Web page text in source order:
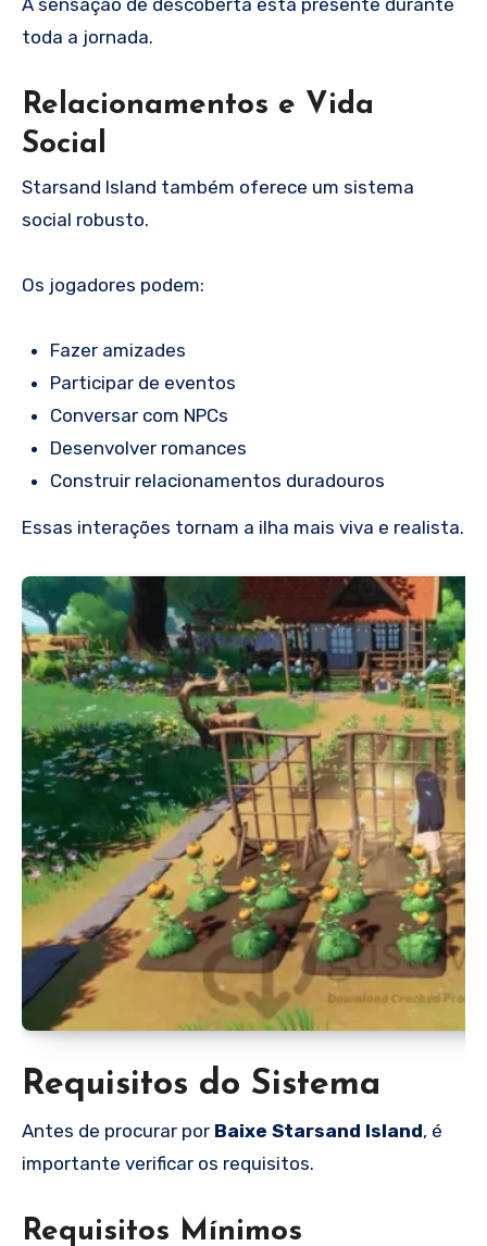
toda a jornada.
Relacionamentos e Vida
Social
Starsand Island também oferece um sistema
social robusto.
Os jogadores podem:
Fazer amizades
Participar de eventos
Conversar com NPCs
Desenvolver romances
Construir relacionamentos duradouros
Essas interações tornam a ilha mais viva e realista.
Requisitos do Sistema
Antes de procurar por Baixe Starsand Island, é
importante verificar os requisitos.
Requisitos Mínimos